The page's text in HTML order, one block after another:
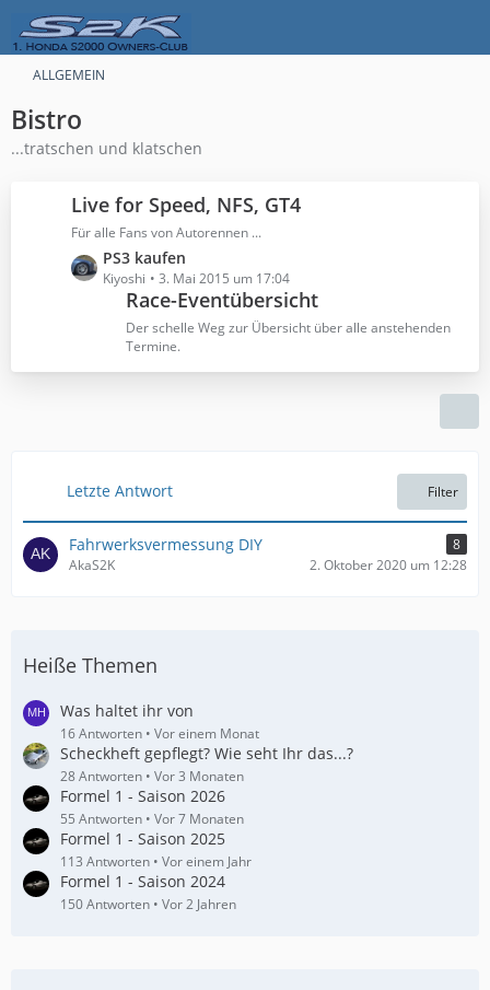
ALLGEMEIN
Bistro
...tratschen und klatschen
Live for Speed, NFS, GT4
Für alle Fans von Autorennen ...
L
e
e
ä
g
e
PS3 kaufen
Kiyoshi 3. Mai 2015 um 17:04
Race-Eventübersicht
Der schelle Weg zur Übersicht über alle anstehenden
Termine.
Letzte Antwort Filter
Fahrwerksvermessung DIY
8
AkaS2K
2. Oktober 2020 um 12:28
Heiße Themen
Was haltet ihr von
16 Antworten Vor einem Monat
Scheckheft gepflegt? Wie seht Ihr das...?
28 Antworten Vor 3 Monaten
Formel 1 - Saison 2026
55 Antworten Vor 7 Monaten
Formel 1 - Saison 2025
113 Antworten Vor einem Jahr
Formel 1 - Saison 2024
150 Antworten Vor 2 Jahren